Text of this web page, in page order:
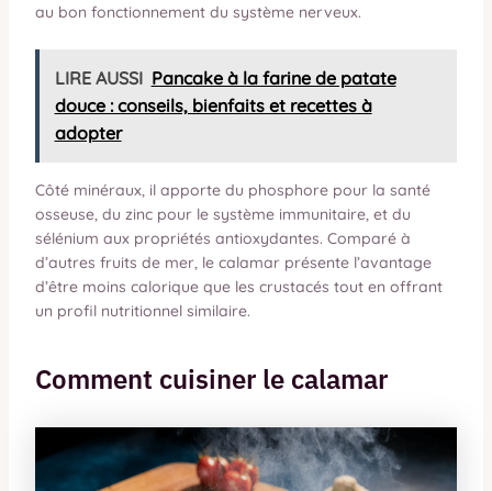
au bon fonctionnement du système nerveux.
LIRE AUSSI Pancake à la farine de patate
douce : conseils, bienfaits et recettes à
adopter
Côté minéraux, il apporte du phosphore pour la santé
osseuse, du zinc pour le système immunitaire, et du
sélénium aux propriétés antioxydantes. Comparé à
d’autres fruits de mer, le calamar présente l’avantage
d’être moins calorique que les crustacés tout en offrant
un profil nutritionnel similaire.
Comment cuisiner le calamar